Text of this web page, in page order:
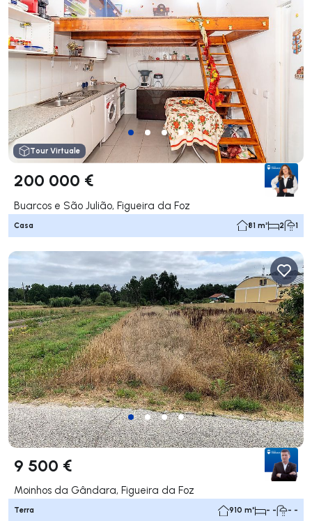
Tour Virtuale
200 000 €
Buarcos e São Julião, Figueira da Foz
Casa 81 m² 2 1
9 500 €
Moinhos da Gândara, Figueira da Foz
Terra 910 m² - - - -